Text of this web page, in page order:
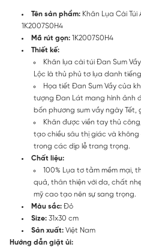
Tên sản phẩm: Khăn Lụa Cài Túi
1K2007S0H4
Mã rút gọn: 1K2007S0H4
Thiết kế:
Khăn lụa cài túi Đan Sum
Lộc là thủ phủ tơ lụa danh
Họa tiết Đan Sum Vầy của
tượng Đan Lát mang hình ảnh
bốn phương sum vầy ngày Tết,
Khăn được viền tay thủ
tạo chiều sâu thị giác và
trong các dịp lễ trang trọng.
Chất liệu:
100% Lụa tơ tằm mềm mại,
quả, thân thiện với da, chất
mỹ cao tạo nên sự sang trọng.
Màu sắc: Đỏ
Size: 31x30 cm
Sản xuất: Việt Nam
Hướng dẫn giặt ủi: